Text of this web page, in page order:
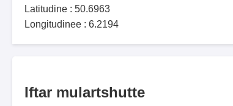
Latitudine : 50.6963
Longitudinee : 6.2194
Iftar mulartshutte